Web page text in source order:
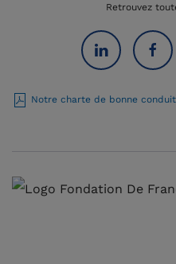
Retrouvez
Notre charte de bonne